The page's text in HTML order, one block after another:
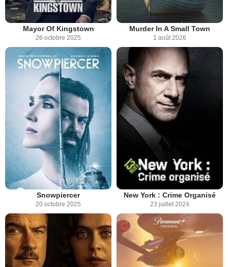
Mayor Of Kingstown
26 octobre 2025
Murder In A Small Town
1 août 2026
Snowpiercer
20 octobre 2025
New York : Crime Organisé
23 juillet 2024